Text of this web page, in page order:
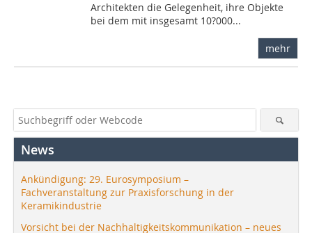
Architekten die Gelegenheit, ihre Objekte
bei dem mit insgesamt 10?000...
mehr
News
Ankündigung: 29. Eurosymposium –
Fachveranstaltung zur Praxisforschung in der
Keramikindustrie
Vorsicht bei der Nachhaltigkeitskommunikation – neues